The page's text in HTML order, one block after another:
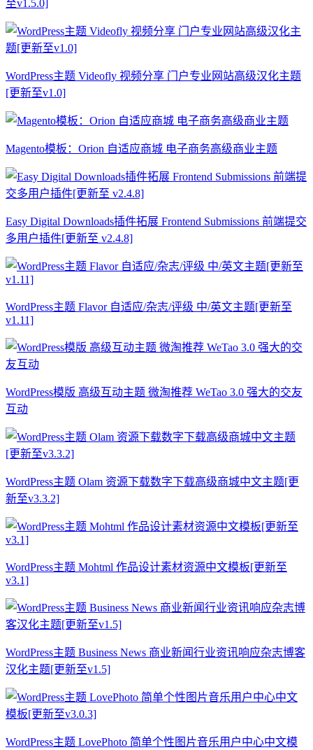
至v1.5.0]
WordPress主题 Videofly 视频分享 门户专业网站高级汉化主题
[更新至v1.0]
Magento模板：Orion 自适应商城 电子商务高级商业主题
Easy Digital Downloads插件拓展 Frontend Submissions 前端提交
多用户插件[更新至 v2.4.8]
WordPress主题 Flavor 自适应/杂志/评级 中/英文主题[更新至
v1.11]
WordPress模版 高级互动主题 微淘推荐 WeTao 3.0 强大的交友
互动
WordPress主题 Olam 资源下载数字下载高级商城中文主题[更
新至v3.3.2]
WordPress主题 Mohtml 作品设计素材资源中文模板[更新至
v3.1]
WordPress主题 Business News 商业新闻行业资讯响应杂志博客
汉化主题[更新至v1.5]
WordPress主题 LovePhoto 简单个性图片音乐用户中心中文模